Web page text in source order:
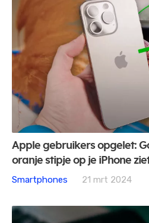
Apple gebruikers opgelet:
oranje stipje op je iPhone
Smartphones
21 mrt 2024